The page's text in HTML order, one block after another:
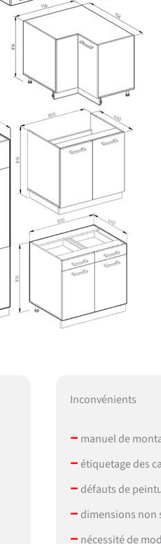
Inconvénients
– manuel de
–étiquetage des
– défauts de
– dimensions non
– nécessité de